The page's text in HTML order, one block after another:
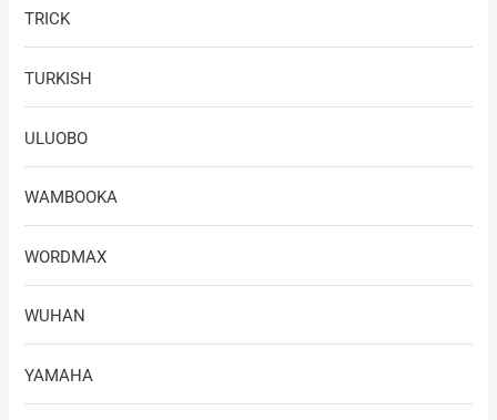
TRICK
TURKISH
ULUOBO
WAMBOOKA
WORDMAX
WUHAN
YAMAHA